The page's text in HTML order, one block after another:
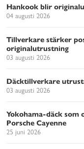
Hankook blir
04 augusti 2026
Tillverkare stärker
originalutrustning
03 augusti 2026
Däcktillverkare
03 augusti 2026
Yokohama-däck som
Porsche Cayenne
25 juni 2026